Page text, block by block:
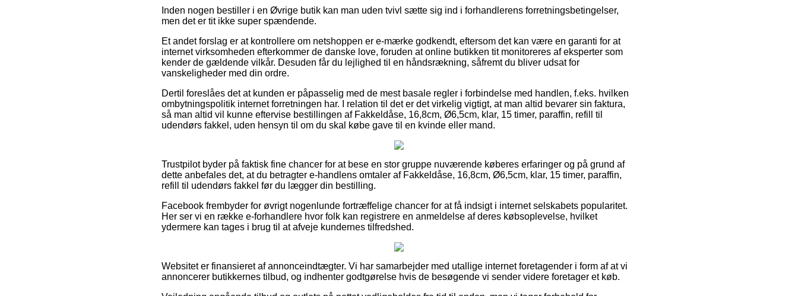
Inden nogen bestiller i en Øvrige butik kan man uden tvivl sætte sig ind i forhandlerens forretningsbetingelser,
men det er tit ikke super spændende.
Et andet forslag er at kontrollere om netshoppen er e-mærke godkendt, eftersom det kan være en garanti for at
internet virksomheden efterkommer de danske love, foruden at online butikken tit monitoreres af eksperter som
kender de gældende vilkår. Desuden får du lejlighed til en håndsrækning, såfremt du bliver udsat for
vanskeligheder med din ordre.
Dertil foreslåes det at kunden er påpasselig med de mest basale regler i forbindelse med handlen, f.eks. hvilken
ombytningspolitik internet forretningen har. I relation til det er det virkelig vigtigt, at man altid bevarer sin faktura,
så man altid vil kunne eftervise bestillingen af Fakkeldåse, 16,8cm, Ø6,5cm, klar, 15 timer, paraffin, refill til
udendørs fakkel, uden hensyn til om du skal købe gave til en kvinde eller mand.
Trustpilot byder på faktisk fine chancer for at bese en stor gruppe nuværende køberes erfaringer og på grund af
dette anbefales det, at du betragter e-handlens omtaler af Fakkeldåse, 16,8cm, Ø6,5cm, klar, 15 timer, paraffin,
refill til udendørs fakkel før du lægger din bestilling.
Facebook frembyder for øvrigt nogenlunde fortræffelige chancer for at få indsigt i internet selskabets popularitet.
Her ser vi en række e-forhandlere hvor folk kan registrere en anmeldelse af deres købsoplevelse, hvilket
ydermere kan tages i brug til at afveje kundernes tilfredshed.
Websitet er finansieret af annonceindtægter. Vi har samarbejder med utallige internet foretagender i form af at vi
annoncerer butikkernes tilbud, og indhenter godtgørelse hvis de besøgende vi sender videre foretager et køb.